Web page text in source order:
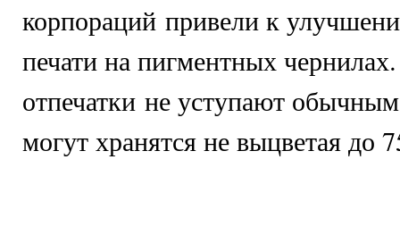
корпораций привели к
печати на пигментных
отпечатки не уступают
могут хранятся не выцветая до